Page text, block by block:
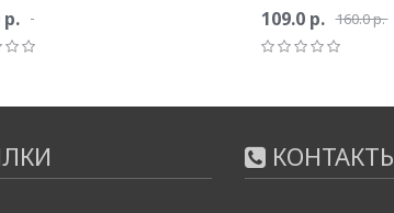
р. 109.0 р. 160.0 р.